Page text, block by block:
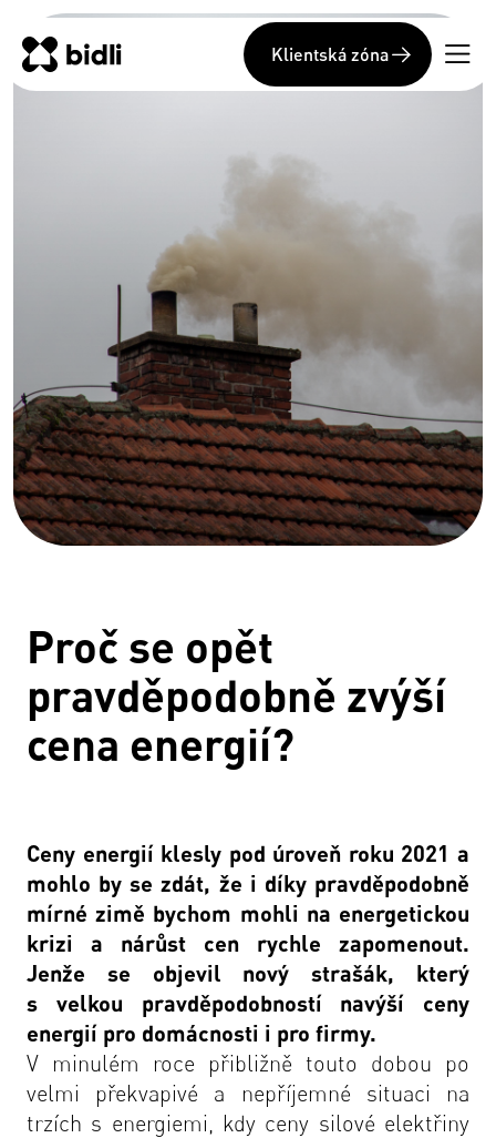
Klientská zóna
Proč se opět
pravděpodobně zvýší
cena energií?
Ceny energií klesly pod úroveň roku 2021 a
mohlo by se zdát, že i díky pravděpodobně
mírné zimě bychom mohli na energetickou
krizi a nárůst cen rychle zapomenout.
Jenže se objevil nový strašák, který
s velkou pravděpodobností navýší ceny
energií pro domácnosti i pro firmy.
V minulém roce přibližně touto dobou po
velmi překvapivé a nepříjemné situaci na
trzích s energiemi, kdy ceny silové elektřiny